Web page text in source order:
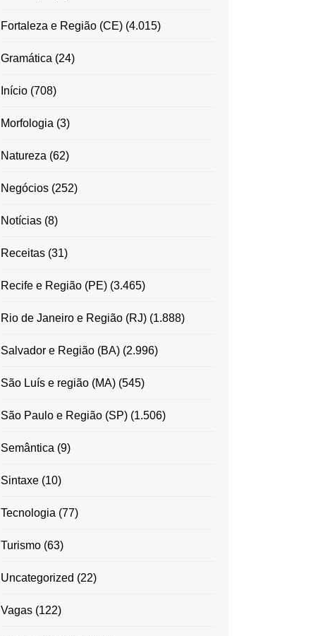
Fortaleza e Região (CE)(4.015)
Gramática (24)
Início(708)
Morfologia (3)
Natureza (62)
Negócios(252)
Notícias(8)
Receitas(31)
Recife e Região (PE)(3.465)
Rio de Janeiro e Região (RJ)(1.888)
Salvador e Região (BA)(2.996)
São Luís e região (MA)(545)
São Paulo e Região (SP)(1.506)
Semântica (9)
Sintaxe(10)
Tecnologia (77)
Turismo(63)
Uncategorized (22)
Vagas(122)